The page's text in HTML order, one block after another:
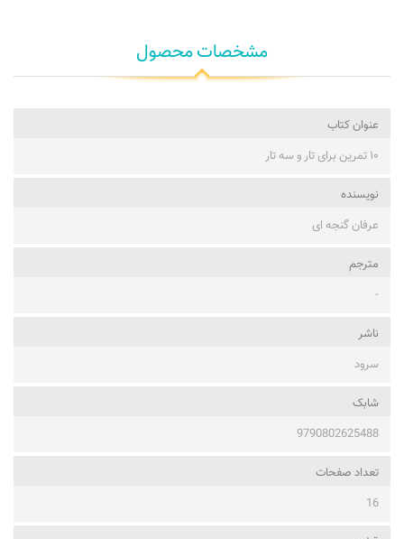
مشخصات محصول
عنوان کتاب
۱۰ تمرین برای تار و سه تار
نویسنده
عرفان گنجه ای
مترجم
-
ناشر
سرود
شابک
9790802625488
تعداد صفحات
16